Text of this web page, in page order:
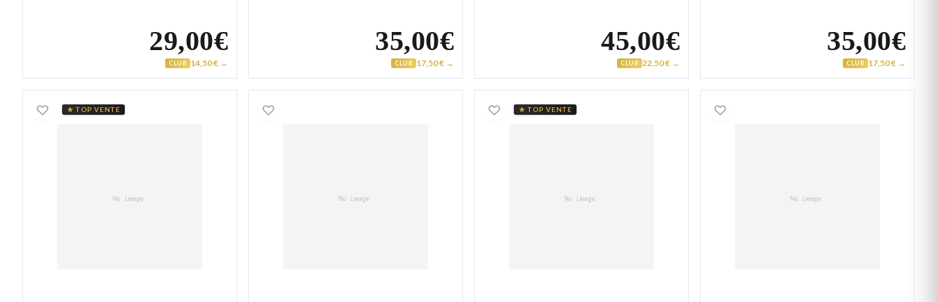
29,00€
CLUB 14,50 € →
35,00€
CLUB 17,50 € →
45,00€
CLUB 22,50 € →
35,00€
CLUB 17,50 € →
★ TOP VENTE Collier Homme Plaqué Or figaro ★ TOP VENTE Collier Homme Argent figaro